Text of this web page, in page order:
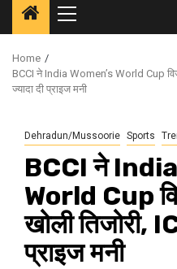
Primary
Menu
Home
BCCI ने India Women’s World Cup
ज्यादा दी प्राइज मनी
Dehradun/Mussoorie Sports
BCCI ने
World Cup
खोली तिजोरी,
प्राइज मनी